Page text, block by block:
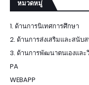
หมวดหมู่
1. ด้านการนิเทศการศึกษา
2. ด้านการส่งเสริมและสนับ
3. ด้านการพัฒนาตนเองและ
PA
WEBAPP